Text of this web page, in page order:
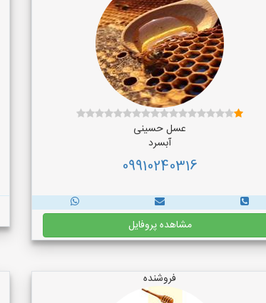
عسل حسینی
آبسرد
09910240316
مشاهده پروفایل
فروشنده